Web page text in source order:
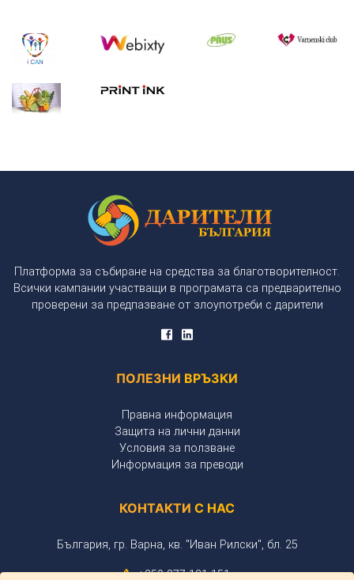
Платформа за събиране на средства за благотворителност.
Всички кампании участващи в програмата са предварително
проверени за предпазване от злоупотреби с дарители
ПОЛЕЗНИ ВРЪЗКИ
Правна информация
Защита на лични данни
Условия за ползване
Информация за преводи
КОНТАКТИ С НАС
България, гр. Варна, кв. "Иван Рилски", бл. 25
+359 877 121 151